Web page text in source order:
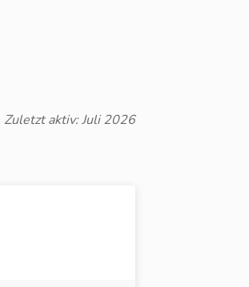
Zuletzt aktiv: Juli 2026